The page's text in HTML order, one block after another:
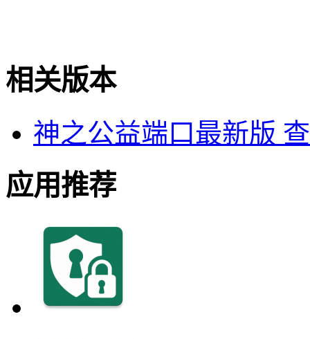
相关版本
神之公益端口最新版
应用推荐